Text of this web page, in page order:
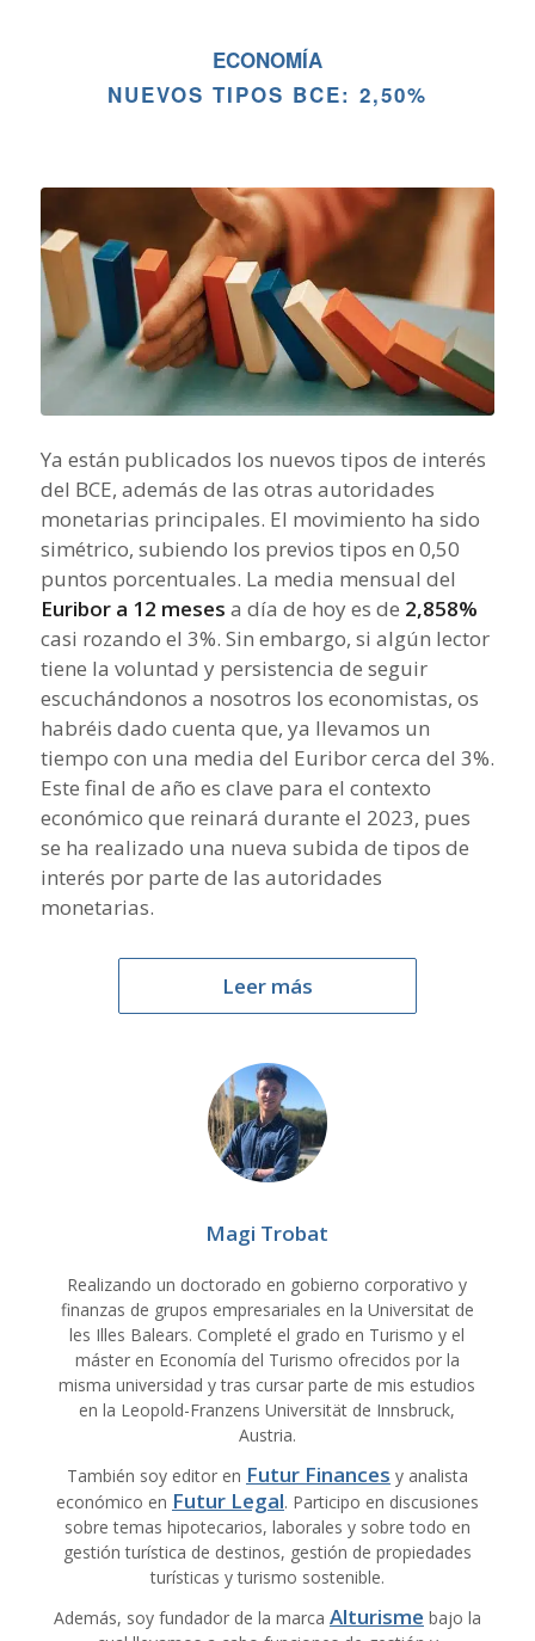
ECONOMÍA
NUEVOS TIPOS BCE: 2,50%
Ya están publicados los nuevos tipos de interés
del BCE, además de las otras autoridades
monetarias principales. El movimiento ha sido
simétrico, subiendo los previos tipos en 0,50
puntos porcentuales. La media mensual del
Euribor a 12 meses a día de hoy es de 2,858%
casi rozando el 3%. Sin embargo, si algún lector
tiene la voluntad y persistencia de seguir
escuchándonos a nosotros los economistas, os
habréis dado cuenta que, ya llevamos un
tiempo con una media del Euribor cerca del 3%.
Este final de año es clave para el contexto
económico que reinará durante el 2023, pues
se ha realizado una nueva subida de tipos de
interés por parte de las autoridades
monetarias.
Leer más
Magi Trobat
Realizando un doctorado en gobierno corporativo y
finanzas de grupos empresariales en la Universitat de
les Illes Balears. Completé el grado en Turismo y el
máster en Economía del Turismo ofrecidos por la
misma universidad y tras cursar parte de mis estudios
en la Leopold-Franzens Universität de Innsbruck,
Austria.
También soy editor en Futur Finances y analista
económico en Futur Legal. Participo en discusiones
sobre temas hipotecarios, laborales y sobre todo en
gestión turística de destinos, gestión de propiedades
turísticas y turismo sostenible.
Además, soy fundador de la marca Alturisme bajo la